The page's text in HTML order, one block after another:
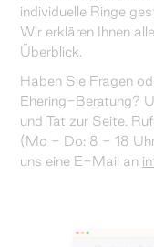
individuelle Ringe
Wir erklären Ihnen
Überblick.
Haben Sie Fragen
Ehering-Beratung?
und Tat zur Seite.
(Mo - Do: 8 - 18
uns eine E-Mail an